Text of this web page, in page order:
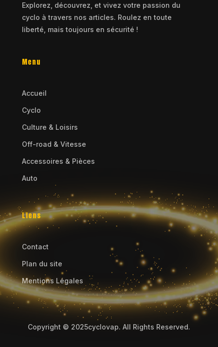
Explorez, découvrez, et vivez votre passion du
cyclo à travers nos articles. Roulez en toute
liberté, mais toujours en sécurité !
Menu
Accueil
Cyclo
Culture & Loisirs
Off-road & Vitesse
Accessoires & Pièces
Auto
Liens
Contact
Plan du site
Mentions Légales
Copyright © 2025cyclovap. All Rights Reserved.